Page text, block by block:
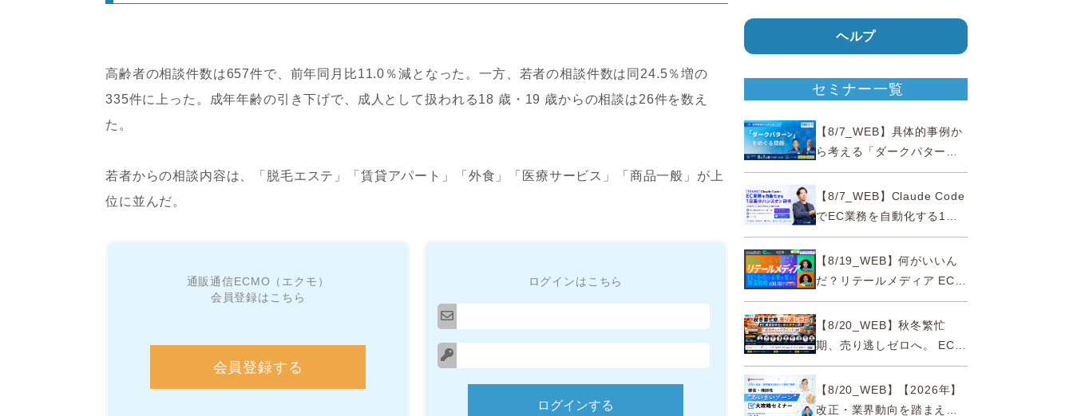
高齢者の相談件数は657件で、前年同月比11.0％減となった。一方、若者の相談件数は同24.5％増の
335件に上った。成年年齢の引き下げで、成人として扱われる18 歳・19 歳からの相談は26件を数え
た。
若者からの相談内容は、「脱毛エステ」「賃貸アパート」「外食」「医療サービス」「商品一般」が上
位に並んだ。
通販通信ECMO（エクモ）
会員登録はこちら
会員登録する
ログインはこちら
ヘルプ
セミナー一覧
【8/7_WEB】具体的事例か
ら考える「ダークパター
ン」をめぐる問題【薬事法
広告研究所×通販通信
ECMO】
【8/7_WEB】Claude Code
でEC業務を自動化する1日
集中ハンズオン研修【10名
限定・東京三田】
【8/19_WEB】何がいいん
だ？リテールメディア EC・
小売の未来を変える事業戦
略【8/20_WEB】秋冬繁忙
期、売り逃しゼロへ。 EC運
営効率化と機会損失を防ぐ
『直前チェックポイント』
【8/20_WEB】【2026年】
改正・業界動向を踏まえて